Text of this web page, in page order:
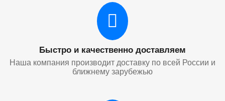
Быстро и качественно доставляем
Наша компания производит доставку по всей России и
ближнему зарубежью